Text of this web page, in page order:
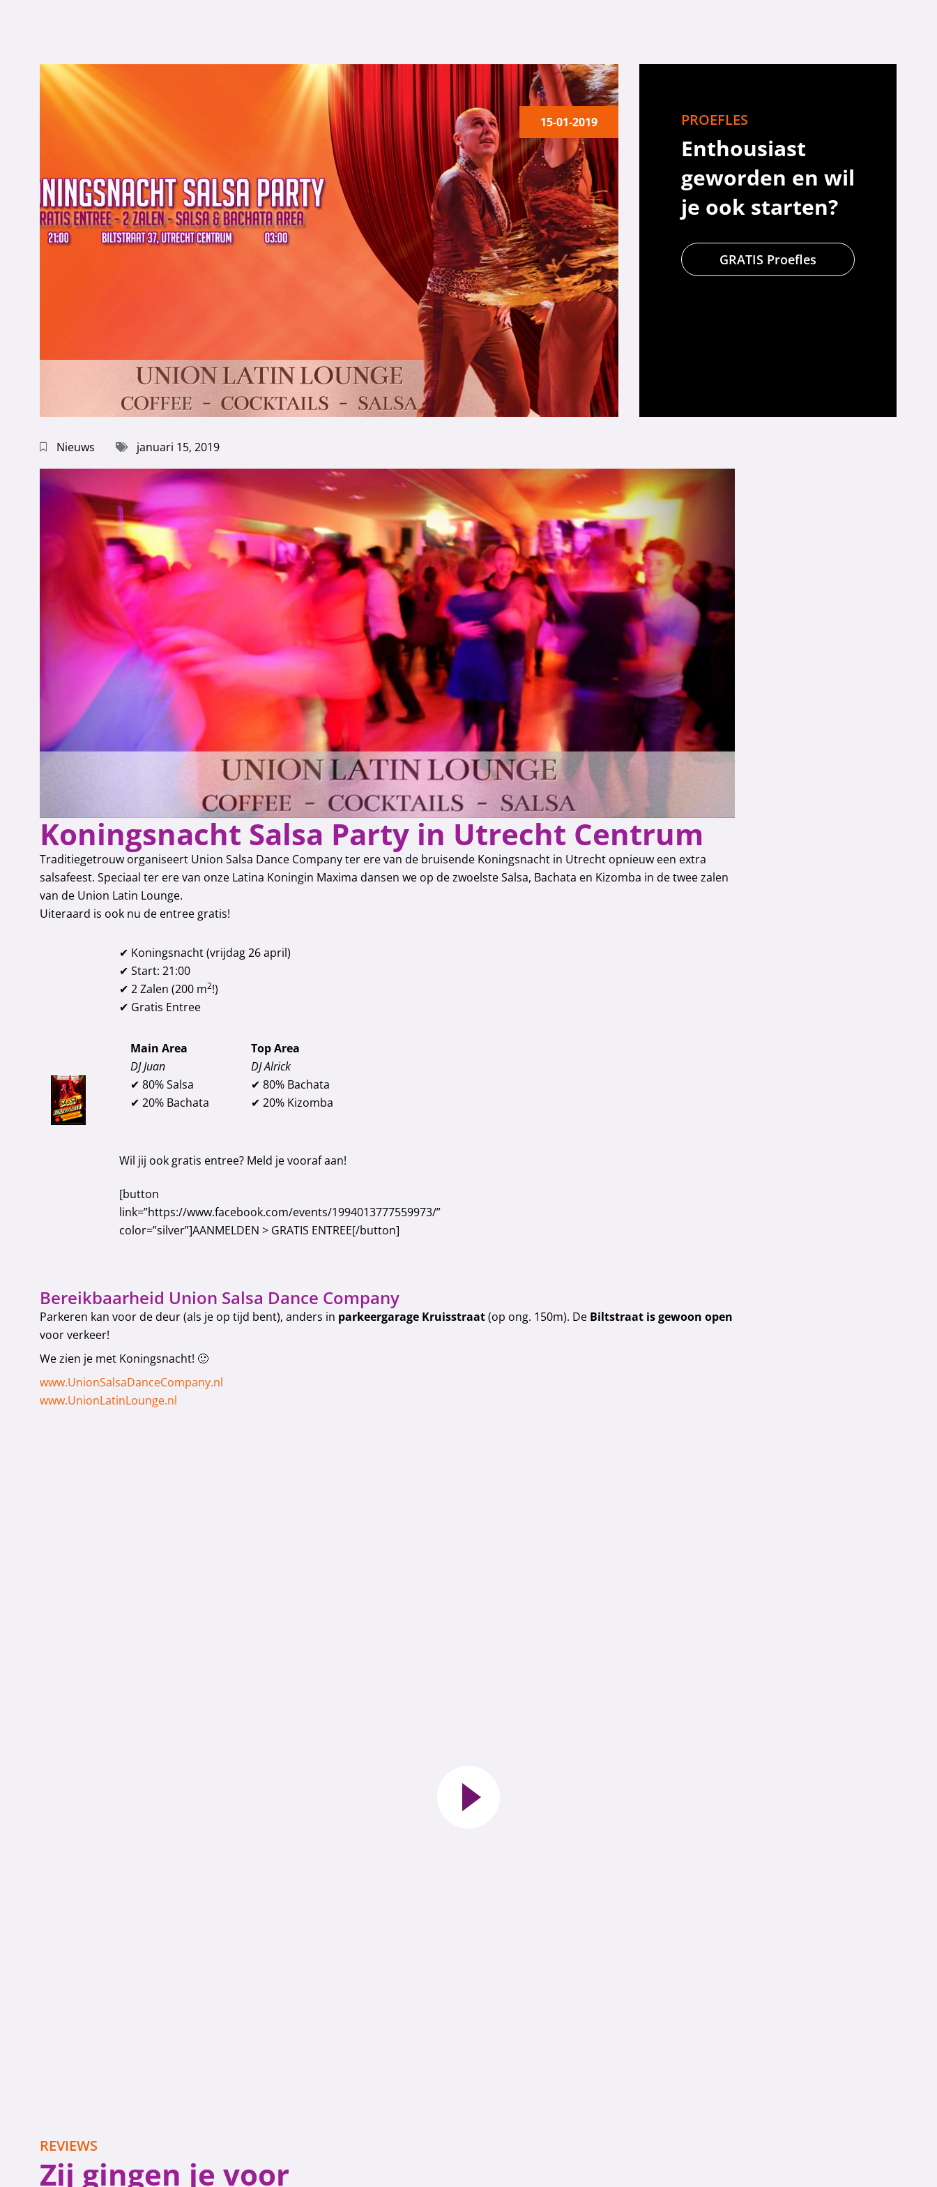
15-01-2019 PROEFLES
Enthousiast
geworden en wil
je ook starten?
GRATIS Proefles
Nieuws januari 15, 2019
Koningsnacht Salsa Party in Utrecht Centrum
Traditiegetrouw organiseert Union Salsa Dance Company ter ere van de bruisende Koningsnacht in Utrecht opnieuw een extra
salsafeest. Speciaal ter ere van onze Latina Koningin Maxima dansen we op de zwoelste Salsa, Bachata en Kizomba in de twee zalen
van de Union Latin Lounge.
Uiteraard is ook nu de entree gratis!
✔ Koningsnacht (vrijdag 26 april)
✔ Start: 21:00
✔ 2 Zalen (200 m2!)
✔ Gratis Entree
Main Area
DJ Juan
✔ 80% Salsa
✔ 20% Bachata
Top Area
DJ Alrick
✔ 80% Bachata
✔ 20% Kizomba
Wil jij ook gratis entree? Meld je vooraf aan!
[button
link=”https://www.facebook.com/events/1994013777559973/”
color=”silver”]AANMELDEN > GRATIS ENTREE[/button]
Bereikbaarheid Union Salsa Dance Company
Parkeren kan voor de deur (als je op tijd bent), anders in parkeergarage Kruisstraat(op ong. 150m). De Biltstraat is gewoon open
voor verkeer!
We zien je met Koningsnacht! 🙂
www.UnionSalsaDanceCompany.nl
www.UnionLatinLounge.nl
REVIEWS
Zij gingen je voor